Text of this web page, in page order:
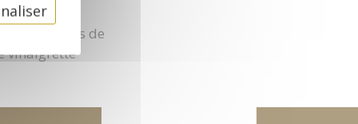
déglaçer
cuillères de
vinaigrette